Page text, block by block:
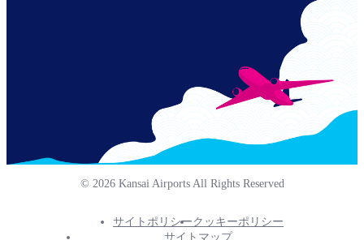
© 2026 Kansai Airports All Rights Reserved
サイトポリシークッキーポリシー
サイトマップ